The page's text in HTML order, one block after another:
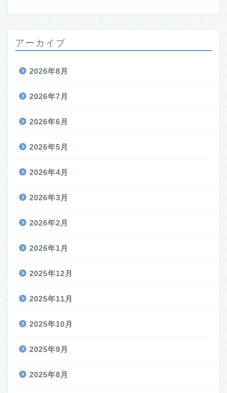
アーカイブ
2026年8月
2026年7月
2026年6月
2026年5月
2026年4月
2026年3月
2026年2月
2026年1月
2025年12月
2025年11月
2025年10月
2025年9月
2025年8月